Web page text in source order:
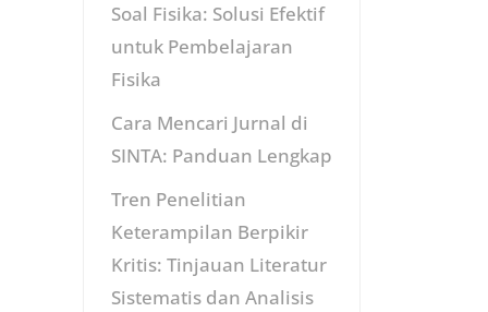
Soal Fisika: Solusi Efektif
untuk Pembelajaran
Fisika
Cara Mencari Jurnal di
SINTA: Panduan Lengkap
Tren Penelitian
Keterampilan Berpikir
Kritis: Tinjauan Literatur
Sistematis dan Analisis